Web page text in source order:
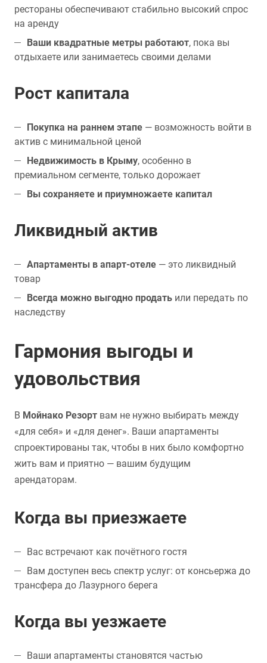
рестораны обеспечивают стабильно высокий спрос
на аренду
Ваши квадратные метры работают, пока вы
отдыхаете или занимаетесь своими делами
Рост капитала
Покупка на раннем этапе — возможность войти в
актив с минимальной ценой
Недвижимость в Крыму, особенно в
премиальном сегменте, только дорожает
Вы сохраняете и приумножаете капитал
Ликвидный актив
Апартаменты в апарт-отеле — это ликвидный
товар
Всегда можно выгодно продать или передать по
наследству
Гармония выгоды и
удовольствия
В Мойнако Резорт вам не нужно выбирать между
«для себя» и «для денег». Ваши апартаменты
спроектированы так, чтобы в них было комфортно
жить вам и приятно — вашим будущим
арендаторам.
Когда вы приезжаете
Вас встречают как почётного гостя
Вам доступен весь спектр услуг: от консьержа до
трансфера до Лазурного берега
Когда вы уезжаете
Ваши апартаменты становятся частью